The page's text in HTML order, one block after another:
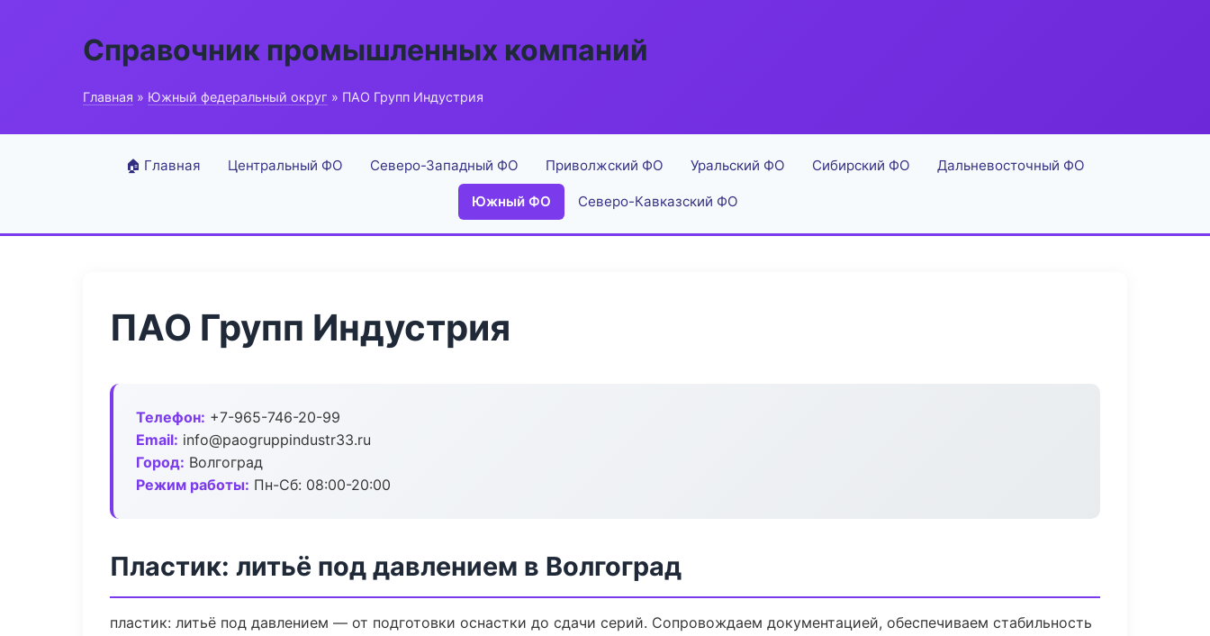
Справочник промышленных компаний
Главная » Южный федеральный округ » ПАО Групп Индустрия
🏠 Главная Центральный ФО Северо-Западный ФО Приволжский ФО Уральский ФО Сибирский ФО Дальневосточный ФО
Южный ФО Северо-Кавказский ФО
ПАО Групп Индустрия
Телефон: +7-965-746-20-99
Email: info@paogruppindustr33.ru
Город: Волгоград
Режим работы: Пн-Сб: 08:00-20:00
Пластик: литьё под давлением в Волгоград
пластик: литьё под давлением — от подготовки оснастки до сдачи серий. Сопровождаем документацией, обеспечиваем стабильность